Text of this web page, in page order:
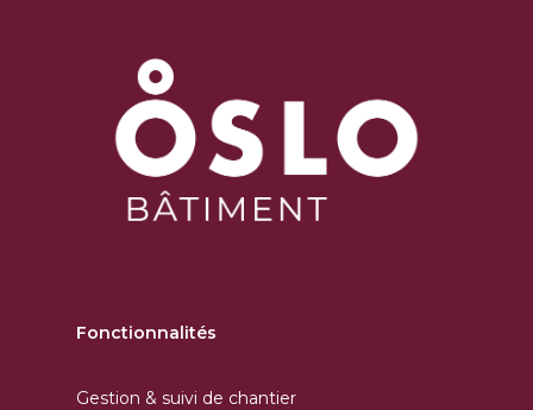
Fonctionnalités
Gestion & suivi de chantier